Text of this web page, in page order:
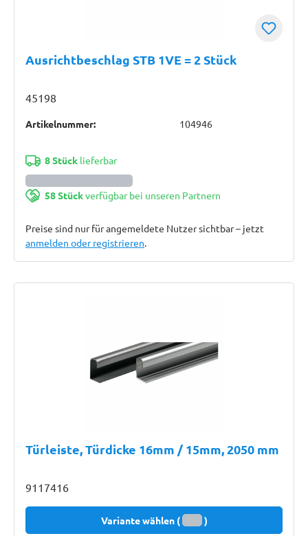
Ausrichtbeschlag STB 1VE = 2 Stück
45198
Artikelnummer: 104946
8 Stücklieferbar
58 Stückverfügbar bei unseren Partnern
Preise sind nur für angemeldete Nutzer sichtbar – jetzt
anmelden oder registrieren.
Türleiste, Türdicke 16mm / 15mm, 2050 mm
9117416
Variante wählen ( )